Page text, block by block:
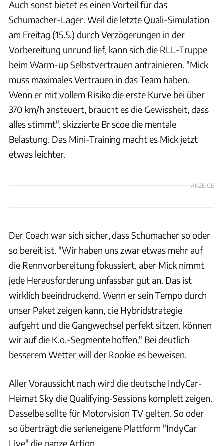
Auch sonst bietet es einen Vorteil für das
Schumacher-Lager. Weil die letzte Quali-Simulation
am Freitag (15.5.) durch Verzögerungen in der
Vorbereitung unrund lief, kann sich die RLL-Truppe
beim Warm-up Selbstvertrauen antrainieren. "Mick
muss maximales Vertrauen in das Team haben.
Wenn er mit vollem Risiko die erste Kurve bei über
370 km/h ansteuert, braucht es die Gewissheit, dass
alles stimmt", skizzierte Briscoe die mentale
Belastung. Das Mini-Training macht es Mick jetzt
etwas leichter.
ANZEIGE
Der Coach war sich sicher, dass Schumacher so oder
so bereit ist. "Wir haben uns zwar etwas mehr auf
die Rennvorbereitung fokussiert, aber Mick nimmt
jede Herausforderung unfassbar gut an. Das ist
wirklich beeindruckend. Wenn er sein Tempo durch
unser Paket zeigen kann, die Hybridstrategie
aufgeht und die Gangwechsel perfekt sitzen, können
wir auf die K.o.-Segmente hoffen." Bei deutlich
besserem Wetter will der Rookie es beweisen.
Aller Voraussicht nach wird die deutsche IndyCar-
Heimat Sky die Qualifying-Sessions komplett zeigen.
Dasselbe sollte für Motorvision TV gelten. So oder
so überträgt die serieneigene Plattform "IndyCar
Live" die ganze Action.